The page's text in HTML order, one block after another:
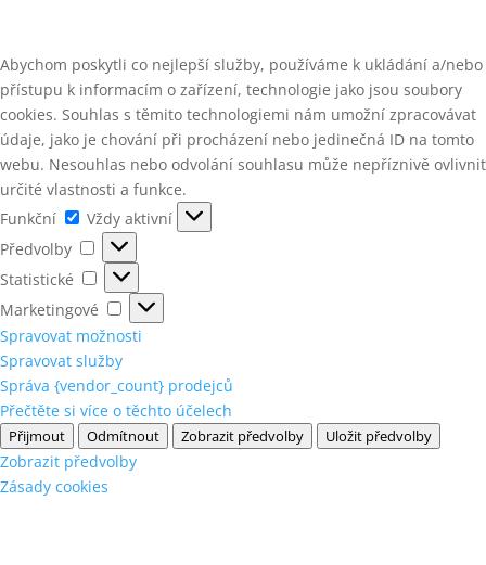
Abychom poskytli co nejlepší služby, používáme k ukládání a/nebo
přístupu k informacím o zařízení, technologie jako jsou soubory
cookies. Souhlas s těmito technologiemi nám umožní zpracovávat
údaje, jako je chování při procházení nebo jedinečná ID na tomto
webu. Nesouhlas nebo odvolání souhlasu může nepříznivě ovlivnit
určité vlastnosti a funkce.
Funkční
Funkční
Vždy aktivní
Předvolby
Předvolby
Statistické
Statistické
Marketingové
Marketingové
Spravovat možnosti
Spravovat služby
Správa {vendor_count} prodejců
Přečtěte si více o těchto účelech
Přijmout Odmítnout Zobrazit předvolby Uložit předvolby
Zobrazit předvolby
Zásady cookies